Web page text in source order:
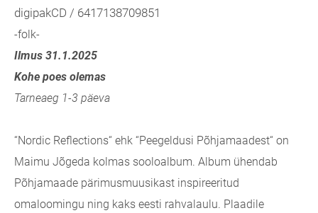
digipakCD / 6417138709851
-folk-
Ilmus 31.1.2025
Kohe poes olemas
Tarneaeg 1-3 päeva
“Nordic Reflections“ ehk “Peegeldusi Põhjamaadest“ on
Maimu Jõgeda kolmas sooloalbum. Album ühendab
Põhjamaade pärimusmuusikast inspireeritud
omaloomingu ning kaks eesti rahvalaulu. Plaadile